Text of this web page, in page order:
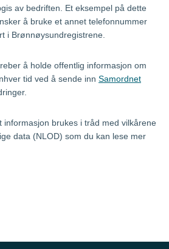
av bedriften. Et eksempel på dette
å bruke et annet telefonnummer
i Brønnøysundregistrene.
å holde offentlig informasjon om
tid ved å sende inn Samordnet
informasjon brukes i tråd med vilkårene
data (NLOD) som du kan lese mer